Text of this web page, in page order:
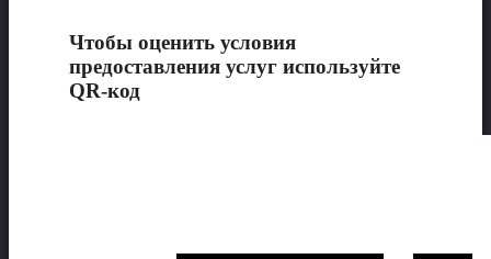
Чтобы оценить условия
предоставления услуг используйте
QR-код